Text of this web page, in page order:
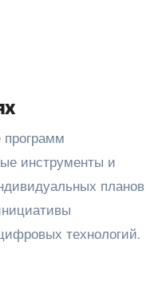
программ
инструменты и
планов
технологий.